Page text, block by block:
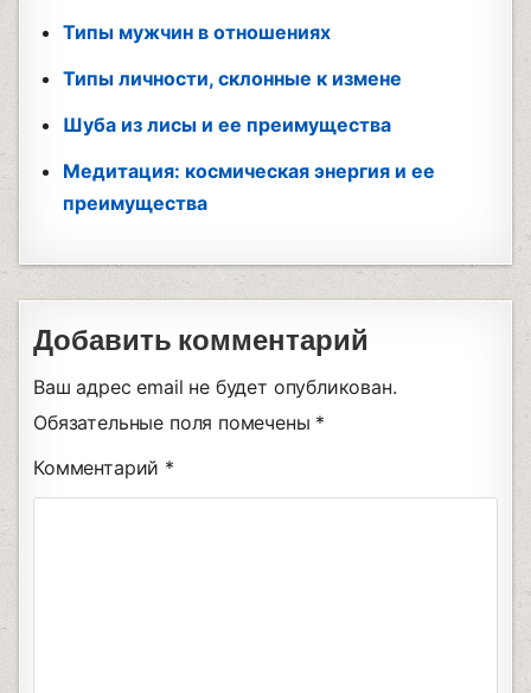
Типы мужчин в отношениях
Типы личности, склонные к измене
Шуба из лисы и ее преимущества
Медитация: космическая энергия и ее
преимущества
Добавить комментарий
Ваш адрес email не будет опубликован.
Обязательные поля помечены *
Комментарий *